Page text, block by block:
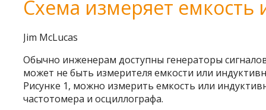
Схема измеряет емкость
Jim McLucas
Обычно инженерам доступны генераторы
может не быть измерителя емкости или
Рисунке 1, можно измерить емкость или
частотомера и осциллографа.